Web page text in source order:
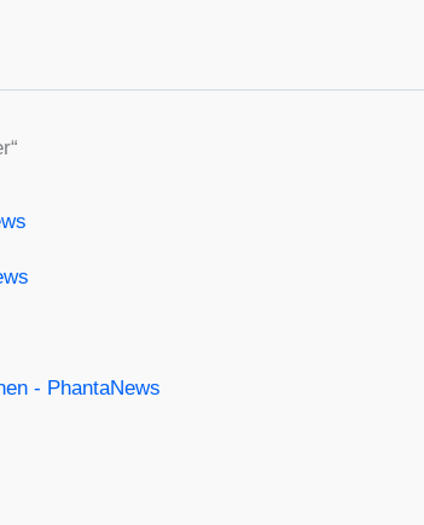
- PhantaNews